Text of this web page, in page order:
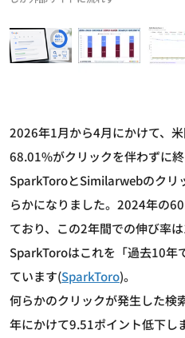
2026年1月から4月にかけて、
68.01%がクリックを伴わずに
SparkToroとSimilarwebのクリ
らかになりました。2024年の
ており、この2年間での伸び率
SparkToroはこれを「過去10年
ています(SparkToro)。
何らかのクリックが発生した
年にかけて9.51ポイント低下し